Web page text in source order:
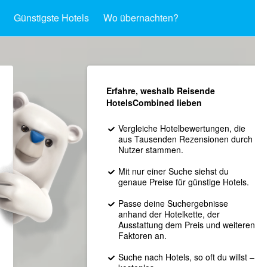
Günstigste Hotels Wo übernachten?
Erfahre, weshalb Reisende
HotelsCombined lieben
Vergleiche Hotelbewertungen, die
aus Tausenden Rezensionen durch
Nutzer stammen.
Mit nur einer Suche siehst du
genaue Preise für günstige Hotels.
Passe deine Suchergebnisse
anhand der Hotelkette, der
Ausstattung dem Preis und weiteren
Faktoren an.
Suche nach Hotels, so oft du willst –